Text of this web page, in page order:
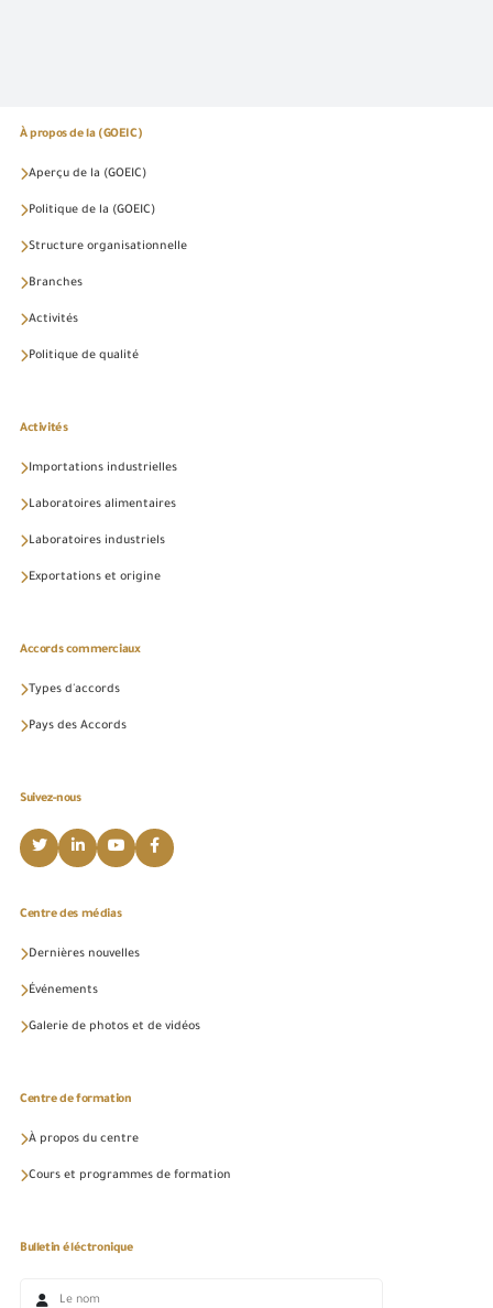
À propos de la (GOEIC)
Aperçu de la (GOEIC)
Politique de la (GOEIC)
Structure organisationnelle
Branches
Activités
Politique de qualité
Activités
Importations industrielles
Laboratoires alimentaires
Laboratoires industriels
Exportations et origine
Accords commerciaux
Types d'accords
Pays des Accords
Suivez-nous
Centre des médias
Dernières nouvelles
Événements
Galerie de photos et de vidéos
Centre de formation
À propos du centre
Cours et programmes de formation
Bulletin éléctronique